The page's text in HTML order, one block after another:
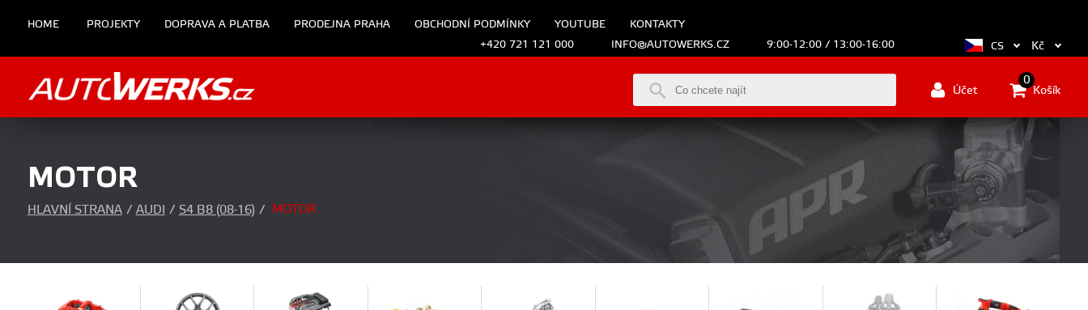
HOME PROJEKTY DOPRAVA A PLATBA PRODEJNA PRAHA OBCHODNÍ PODMÍNKY YOUTUBE
KONTAKTY
+420 721 121 000
INFO@AUTOWERKS.CZ 9:00-12:00 / 13:00-16:00 CS Kč
Účet Košík
0
MOTOR
HLAVNÍ STRANA / AUDI / S4 B8 (08-16) / MOTOR